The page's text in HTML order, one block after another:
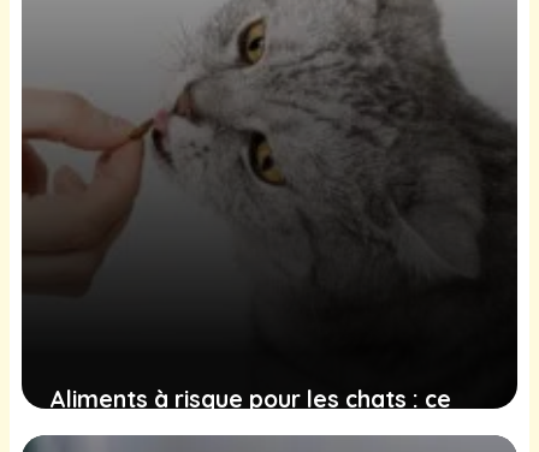
Aliments à risque pour les chats : ce
que vous devez absolument éviter de